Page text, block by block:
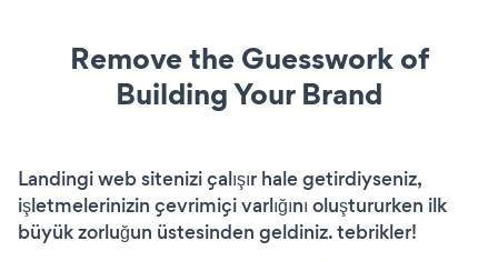
Remove the Guesswork of
Building Your Brand
Landingi web sitenizi çalışır hale getirdiyseniz,
işletmelerinizin çevrimiçi varlığını oluştururken ilk
büyük zorluğun üstesinden geldiniz. tebrikler!